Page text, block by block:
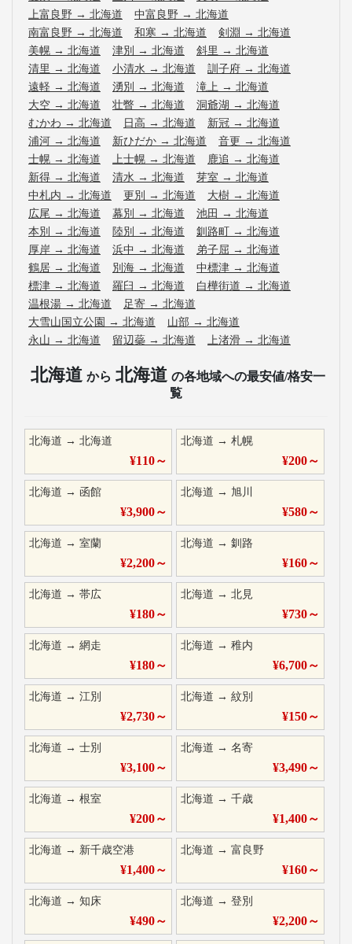
上富良野 → 北海道 中富良野 → 北海道
南富良野 → 北海道 和寒 → 北海道 剣淵 → 北海道
美幌 → 北海道 津別 → 北海道 斜里 → 北海道
清里 → 北海道 小清水 → 北海道 訓子府 → 北海道
遠軽 → 北海道 湧別 → 北海道 滝上 → 北海道
大空 → 北海道 壮瞥 → 北海道 洞爺湖 → 北海道
むかわ → 北海道 日高 → 北海道 新冠 → 北海道
浦河 → 北海道 新ひだか → 北海道 音更 → 北海道
士幌 → 北海道 上士幌 → 北海道 鹿追 → 北海道
新得 → 北海道 清水 → 北海道 芽室 → 北海道
中札内 → 北海道 更別 → 北海道 大樹 → 北海道
広尾 → 北海道 幕別 → 北海道 池田 → 北海道
本別 → 北海道 陸別 → 北海道 釧路町 → 北海道
厚岸 → 北海道 浜中 → 北海道 弟子屈 → 北海道
鶴居 → 北海道 別海 → 北海道 中標津 → 北海道
標津 → 北海道 羅臼 → 北海道 白樺街道 → 北海道
温根湯 → 北海道 足寄 → 北海道
大雪山国立公園 → 北海道 山部 → 北海道
永山 → 北海道 留辺蘂 → 北海道 上渚滑 → 北海道
北海道 から 北海道 の各地域への最安値/格安一
覧
北海道 → 北海道
¥110～
北海道 →札幌
¥200～
北海道 → 函館
¥3,900～
北海道 →旭川
¥580～
北海道 → 室蘭
¥2,200～
北海道 →釧路
¥160～
北海道 → 帯広
¥180～
北海道 →北見
¥730～
北海道 → 網走
¥180～
北海道 →稚内
¥6,700～
北海道 → 江別
¥2,730～
北海道 →紋別
¥150～
北海道 → 士別
¥3,100～
北海道 →名寄
¥3,490～
北海道 → 根室
¥200～
北海道 →千歳
¥1,400～
北海道 → 新千歳空港
¥1,400～
北海道 →富良野
¥160～
北海道 → 知床
¥490～
北海道 →登別
¥2,200～